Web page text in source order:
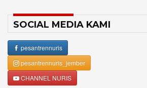
SOCIAL MEDIA KAMI
pesantrennuris
pesantrennuris_jember
CHANNEL NURIS